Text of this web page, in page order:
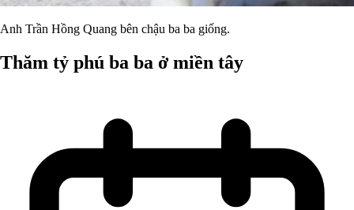
Anh Trần Hồng Quang bên chậu ba ba giống.
Thăm tỷ phú ba ba ở miền tây